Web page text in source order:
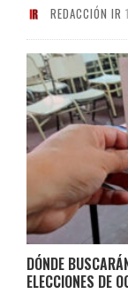
REDACCIÓN IR
DÓNDE
ELECCIONES DE